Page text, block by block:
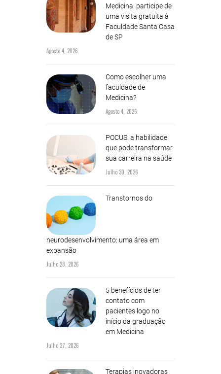
Medicina: participe de
uma visita gratuita à
Faculdade Santa Casa
de SP
Agosto 4, 2026
Como escolher uma
faculdade de
Medicina?
Agosto 4, 2026
POCUS: a habilidade
que pode transformar
sua carreira na saúde
Julho 30, 2026
Transtornos do
neurodesenvolvimento: uma área em
expansão
Julho 28, 2026
5 benefícios de ter
contato com
pacientes logo no
início da graduação
em Medicina
Julho 27, 2026
Terapias inovadoras